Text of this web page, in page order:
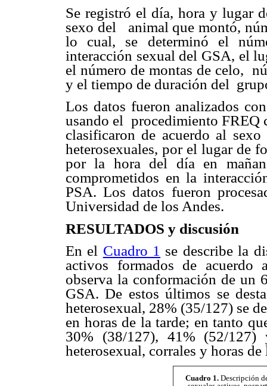
Se registró el día, hora y lugar
sexo del
animal que montó,
lo cual, se determinó el
interacción sexual del GSA, el
el número de montas de celo,
y el tiempo de duración del
Los datos fueron analizados
usando el procedimiento FREQ
clasificaron de acuerdo al sexo
heterosexuales, por el lugar de
por la hora del día en
comprometidos en la
PSA. Los datos fueron
Universidad de los Andes.
RESULTADOS y discusión
En el Cuadro 1 se describe la
activos formados de acuerdo
observa la conformación de un
GSA. De estos últimos se
heterosexual, 28% (35/127) se
en horas de la tarde; en tanto
30% (38/127), 41% (52/127)
heterosexual, corrales y horas
Cuadro 1. Descripción